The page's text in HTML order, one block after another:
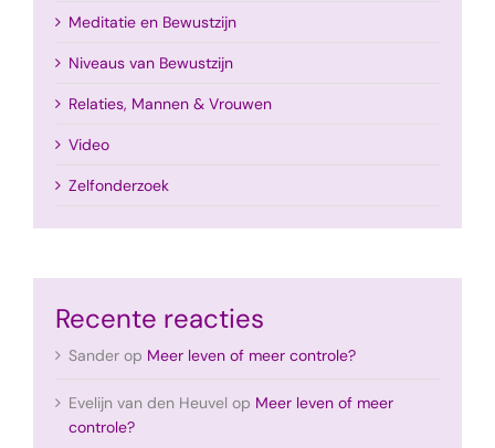
Meditatie en Bewustzijn
Niveaus van Bewustzijn
Relaties, Mannen & Vrouwen
Video
Zelfonderzoek
Recente reacties
Sanderop Meer leven of meer controle?
Evelijn van den Heuvel op Meer leven of meer
controle?